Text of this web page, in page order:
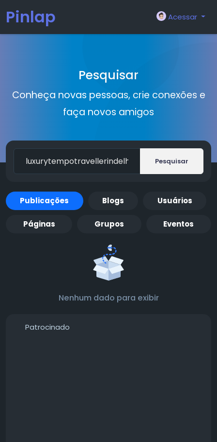
Pinlap Acessar
Pesquisar
Conheça novas pessoas, crie conexões e
faça novos amigos
Pesquisar
Publicações Blogs Usuários
Páginas Grupos Eventos
Nenhum dado para exibir
Patrocinado